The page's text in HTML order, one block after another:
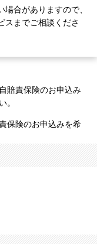
合がありますので、
スまでご相談くださ
賠責保険のお申込み
。
保険のお申込みを希